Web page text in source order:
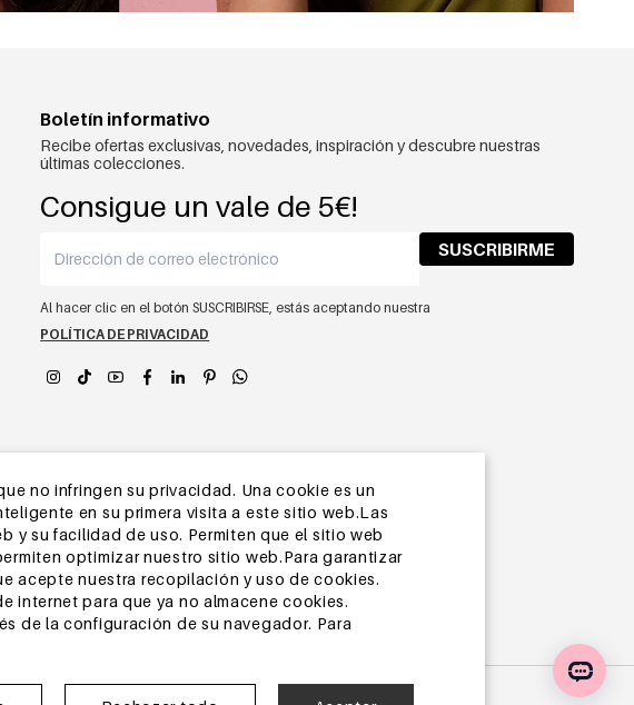
no infringen su privacidad. Una cookie es un
en su primera visita a este sitio web.Las
y su facilidad de uso. Permiten que el sitio web
optimizar nuestro sitio web.Para garantizar
acepte nuestra recopilación y uso de cookies.
internet para que ya no almacene cookies.
de la configuración de su navegador. Para
Boletín informativo
Recibe ofertas exclusivas, novedades, inspiración y descubre nuestras
últimas colecciones.
Consigue un vale de 5€!
SUSCRIBIRME
Al hacer clic en el botón SUSCRIBIRSE, estás aceptando nuestra
POLÍTICA DE PRIVACIDAD
YEHWANG app